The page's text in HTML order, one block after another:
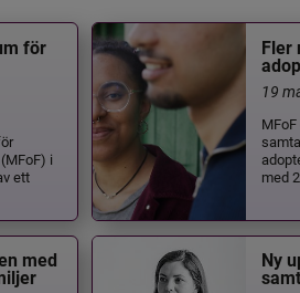
för
i
ett
Fler
19
med
med
Ny